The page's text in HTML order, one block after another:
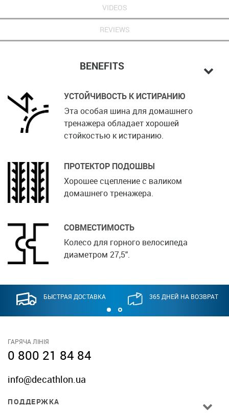
VIDEOS
REVIEWS
BENEFITS
УСТОЙЧИВОСТЬ К ИСТИРАНИЮ
Эта особая шина для домашнего
тренажера обладает хорошей
стойкостью к истиранию.
ПРОТЕКТОР ПОДОШВЫ
Хорошее сцепление с валиком
домашнего тренажера.
СОВМЕСТИМОСТЬ
Колесо для горного велосипеда
диаметром 27,5".
БЫСТРАЯ ДОСТАВКА 365 ДНЕЙ НА ВОЗВРАТ
ГАРЯЧА ЛІНІЯ
0 800 21 84 84
info@decathlon.ua
ПОДДЕРЖКА